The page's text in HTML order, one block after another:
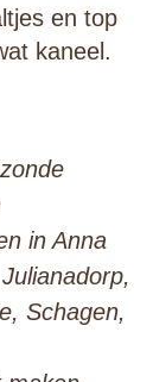
en top
kaneel.
in Anna
Schagen,